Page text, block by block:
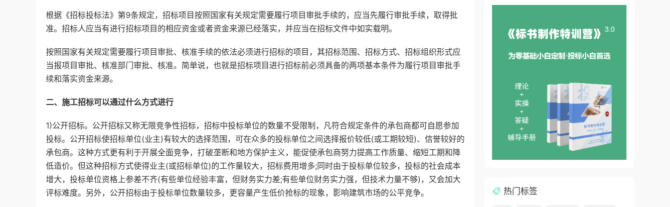
根据《招标投标法》第9条规定，招标项目按照国家有关规定需要履行项目审批手续的，应当先履行审批手续，取得批
准。招标人应当有进行招标项目的相应资金或者资金来源已经落实，并应当在招标文件中如实载明。
按照国家有关规定需要履行项目审批、核准手续的依法必须进行招标的项目，其招标范围、招标方式、招标组织形式应
当报项目审批、核准部门审批、核准。简单说，也就是招标项目进行招标前必须具备的两项基本条件为履行项目审批手
续和落实资金来源。
二、施工招标可以通过什么方式进行
1)公开招标。公开招标又称无限竞争性招标，招标中投标单位的数量不受限制，凡符合规定条件的承包商都可自愿参加
投标。公开招标使招标单位(业主)有较大的选择范围，可在众多的投标单位之间选择报价较低(或工期较短)、信誉较好的
承包商。这种方式更有利于开展全面竞争，打破垄断和地方保护主义，能促使承包商努力提高工作质量、缩短工期和降
低造价。但这种招标方式使得业主(或招标单位)的工作量较大，招标费用增多;同时由于投标单位较多，投标的社会成本
增大，投标单位资格上参差不齐(有些单位经验丰富，但财务实力差;有些单位财务实力强，但技术力量不够)，又会加大
评标难度。另外，公开招标由于投标单位数量较多，更容量产生低价抢标的现象，影响建筑市场的公平竞争。
热门标签